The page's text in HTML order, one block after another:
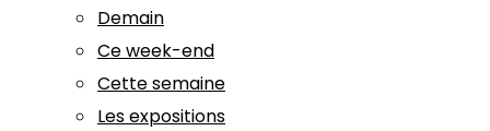
Demain
Ce week-end
Cette semaine
Les expositions